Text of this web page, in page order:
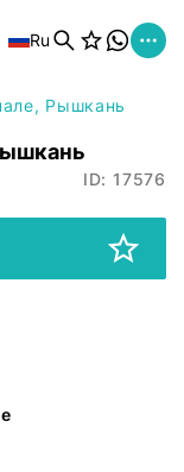
Ru
Рышкань
ID: 17576